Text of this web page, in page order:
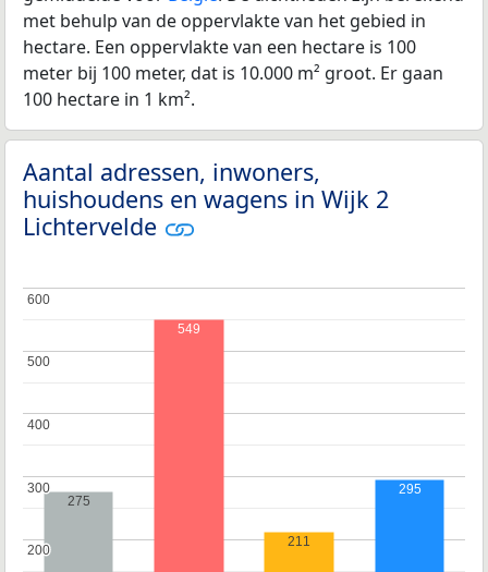
met behulp van de oppervlakte van het gebied in
hectare. Een oppervlakte van een hectare is 100
meter bij 100 meter, dat is 10.000 m² groot. Er gaan
100 hectare in 1 km².
Aantal adressen, inwoners,
huishoudens en wagens in Wijk 2
Lichtervelde
200
200
300
300
400
400
500
500
600
600
275
549
211
295